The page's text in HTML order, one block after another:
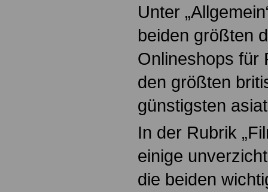
Unter
beiden größten
Onlineshops für
den größten
günstigsten
In der Rubrik
einige
die beiden